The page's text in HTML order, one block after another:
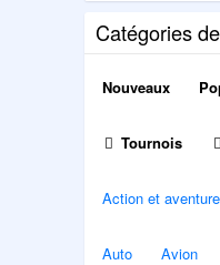
Catégories
Nouveaux
Tournois
Action et aventure
Auto Avion